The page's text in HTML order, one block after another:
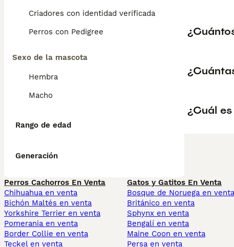
Criadores con identidad verificada
Perros con Pedigree
Sexo de la mascota
Hembra
Macho
Rango de edad
Generación
¿Cuál
Perros Cachorros En Venta
Chihuahua en venta
Bichón Maltés en venta
Yorkshire Terrier en venta
Pomerania en venta
Border Collie en venta
Teckel en venta
Gatos y Gatitos En Venta
Bosque de Noruega en venta
Británico en venta
Sphynx en venta
Bengalí en venta
Maine Coon en venta
Persa en venta